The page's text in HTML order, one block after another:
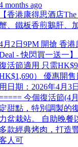
months ago
香港康得思酒店
、鐵板香煎鵝肝、
月2日9PM 開搶 香
- 快閃買一送一
活節適用 只需
） 優惠開
日期：2026年4月3
今個復活節(4
甜點，特別調製的
盆栽站。 自助晚餐
款經典烤肉，打造
人可